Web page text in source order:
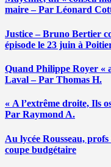
maire – Par Léonard
Justice – Bruno Bertier
épisode le 23 juin à
Quand Philippe Royer «
Laval – Par Thomas H.
« A l’extrême droite, Ils
Par Raymond A.
Au lycée Rousseau,
coupe budgétaire